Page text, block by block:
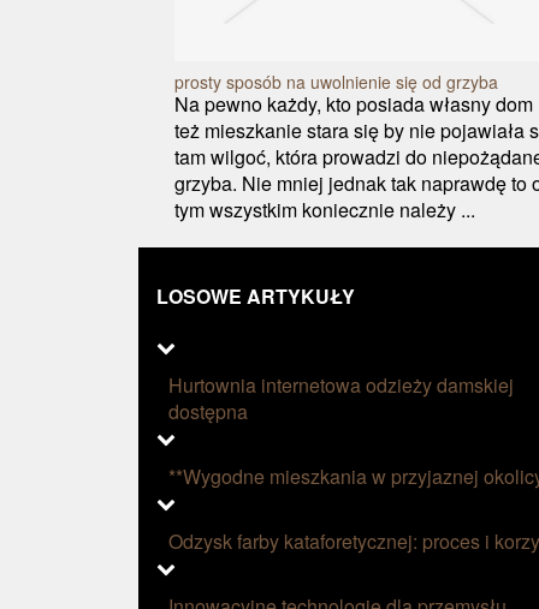
prosty sposób na uwolnienie się od grzyba
Na pewno każdy, kto posiada własny dom
też mieszkanie stara się by nie pojawiała
tam wilgoć, która prowadzi do
grzyba. Nie mniej jednak tak naprawdę to
tym wszystkim koniecznie należy ...
LOSOWE ARTYKUŁY
Hurtownia internetowa odzieży damskiej
dostępna
**Wygodne mieszkania w przyjaznej
Odzysk farby kataforetycznej: proces i